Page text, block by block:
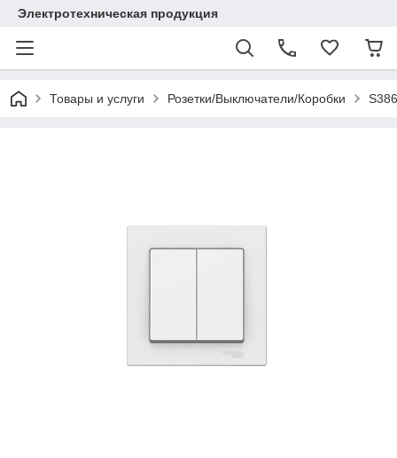
Электротехническая продукция
Товары и услуги Розетки/Выключатели/Коробки